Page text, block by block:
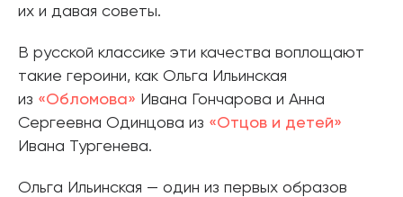
их и давая советы.
В русской классике эти качества воплощают
такие героини, как Ольга Ильинская
из «Обломова» Ивана Гончарова и Анна
Сергеевна Одинцова из «Отцов и детей»
Ивана Тургенева.
Ольга Ильинская — один из первых образов